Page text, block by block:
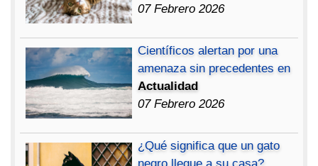
07 Febrero 2026
Científicos alertan por una
amenaza sin precedentes en
Actualidad
07 Febrero 2026
¿Qué significa que un gato